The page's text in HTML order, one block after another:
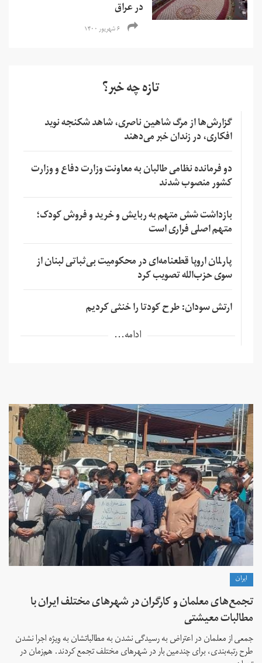
در عراق
۶ شهریور ۱۴۰۰
تازه چه خبر؟
گزارش‌ها از مرگ شاهین ناصری، شاهد شکنجه نوید
افکاری، در زندان خبر می‌دهند
دو فرمانده نظامی طالبان به معاونت وزارت دفاع و وزارت
کشور منصوب شدند
بازداشت شش متهم به ربایش و خرید و فروش کودک؛
متهم اصلی فراری است
پارلمان اروپا قطعنامه‌ای در محکومیت بی‌ثباتی لبنان از
سوی حزب‌الله تصویب کرد
ارتش سودان: طرح کودتا را خنثی کردیم
ادامه...
ايران
تجمع‌های معلمان و کارگران در شهرهای مختلف ایران با
مطالبات معیشتی
جمعی از معلمان در اعتراض به رسیدگی نشدن به مطالباتشان به ویژه اجرا نشدن
طرح رتبه‌بندی، برای چندمین بار در شهرهای مختلف تجمع کردند. هم‌زمان در